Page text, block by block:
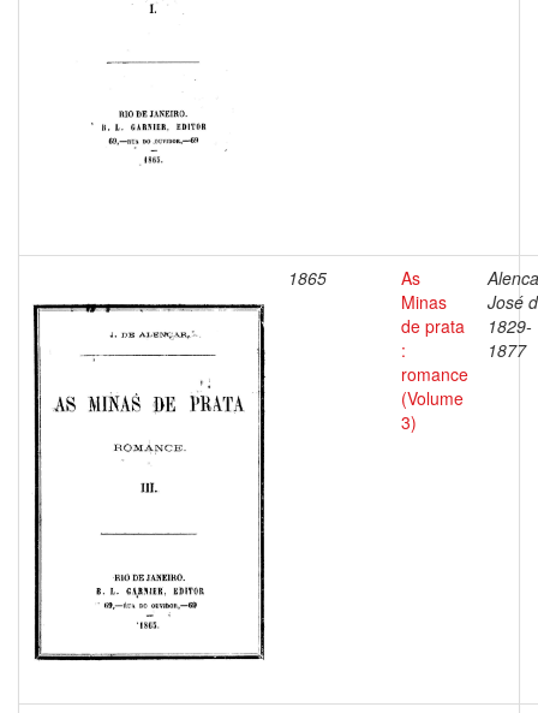
1865
As
Minas
de prata
:
romance
(Volume
3)
José
1829-
1877